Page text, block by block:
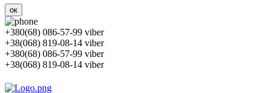
ок
+380(68) 086-57-99 viber
+38(068) 819-08-14 viber
+380(68) 086-57-99 viber
+38(068) 819-08-14 viber